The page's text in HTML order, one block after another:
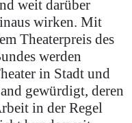
weit darüber
wirken. Mit
Theaterpreis des
werden
in Stadt und
gewürdigt, deren
in der Regel